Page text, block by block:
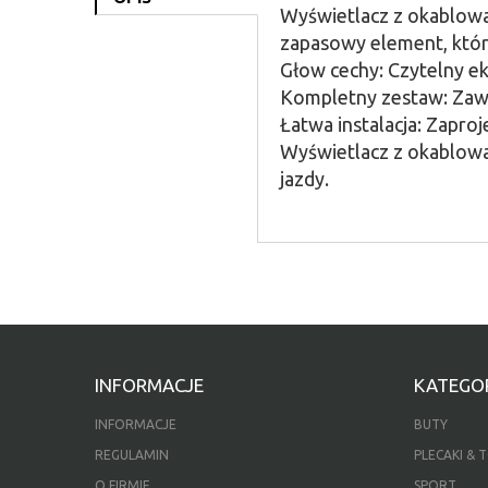
Wyświetlacz z
zapasowy element,
Głow cechy: Czytelny
Kompletny zestaw:
Łatwa instalacja:
Wyświetlacz z
jazdy.
INFORMACJE
INFORMACJE
REGULAMIN
BUTY
PLECAKI &